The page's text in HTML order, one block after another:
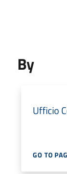
By
Ufficio
GO TO